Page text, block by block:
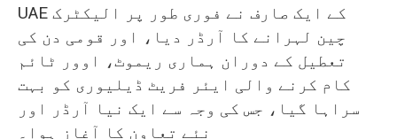
UAE کے ایک صارف نے فوری طور پر الیکٹرک
چین لہرانے کا آرڈر دیا، اور قومی دن کی
تعطیل کے دوران ہماری ریموٹ، اوور ٹائم
کام کرنے والی ایئر فریٹ ڈیلیوری کو بہت
سراہا گیا، جس کی وجہ سے ایک نیا آرڈر اور
نئے تعاون کا آغاز ہوا۔